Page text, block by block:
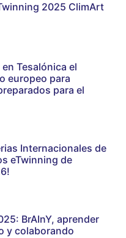
2025 ClimArt
Tesalónica el
europeo para
para el
Internacionales de
eTwinning de
BrAInY, aprender
y colaborando